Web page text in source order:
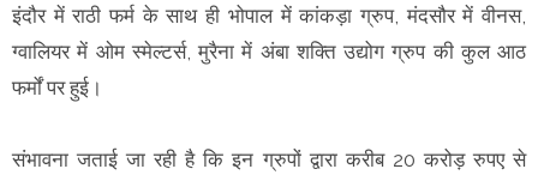
इंदौर में राठी फर्म के साथ ही भोपाल में कांकड़ा ग्रुप, मंदसौर में वीनस,
ग्वालियर में ओम स्मेल्टर्स, मुरैना में अंबा शक्ति उद्योग ग्रुप की कुल आठ
फर्मों पर हुई।
संभावना जताई जा रही है कि इन ग्रुपों द्वारा करीब 20 करोड़ रुपए से